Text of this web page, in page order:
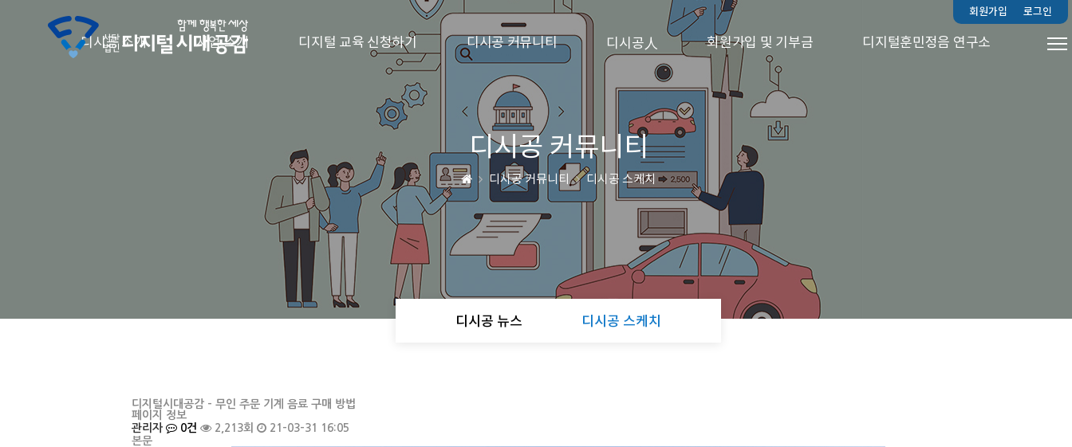
회원가입 로그인
디시공 소개 사업 소개 디지털 교육 신청하기 디시공 커뮤니티 디시공人 회원가입 및 기부금 디지털훈민정음 연구소
디시공 커뮤니티
디시공 커뮤니티 디시공 스케치
디시공 뉴스 디시공 스케치
디지털시대공감 - 무인 주문 기계 음료 구매 방법
페이지 정보
관리자
0건 2,213회
21-03-31 16:05
본문